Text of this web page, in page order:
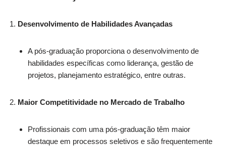
Desenvolvimento de Habilidades Avançadas
A pós-graduação proporciona o desenvolvimento de
habilidades específicas como liderança, gestão de
projetos, planejamento estratégico, entre outras.
Maior Competitividade no Mercado de Trabalho
Profissionais com uma pós-graduação têm maior
destaque em processos seletivos e são frequentemente